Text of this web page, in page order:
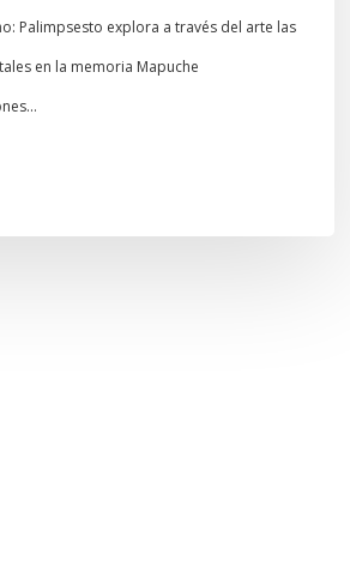
Palimpsesto explora a través del arte las
en la memoria Mapuche